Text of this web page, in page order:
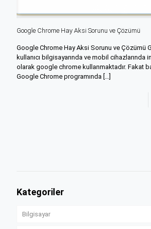
Google Chrome Hay Aksi Sorunu ve Çözümü
Google Chrome Hay Aksi Sorunu ve Çözümü
kullanıcı bilgisayarında ve mobil cihazlarında
olarak google chrome kullanmaktadır. Fakat
Google Chrome programında […]
Kategoriler
Bilgisayar